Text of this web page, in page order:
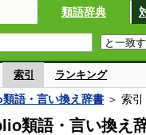
類語辞典
索引 ランキング
語・言い換え辞書 ＞ 索引
類語・言い換え